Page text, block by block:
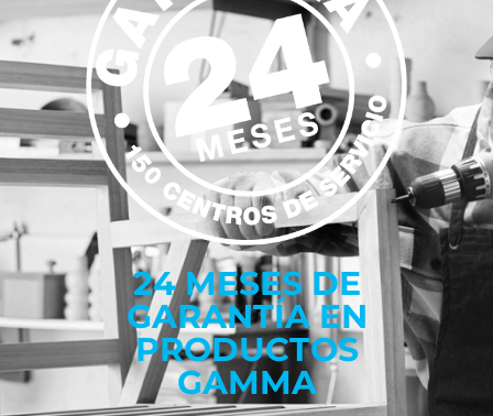
24 MESES DE
GARANTÍA EN
PRODUCTOS
GAMMA